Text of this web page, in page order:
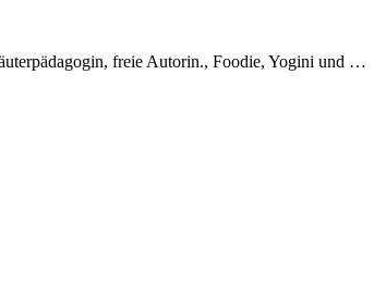
freie Autorin., Foodie, Yogini und …